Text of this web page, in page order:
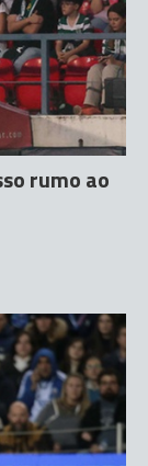
rumo ao